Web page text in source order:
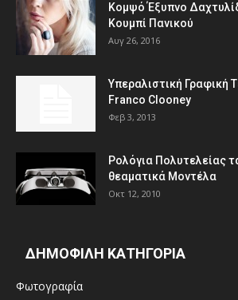
Κομψό Έξυπνο
Κουμπί Πανικού
Αυγ 26, 2016
Υπεραλιστική Γραφική
Franco Clooney
Φεβ 3, 2013
Ρολόγια Πολυτελείας
θεαματικά Μοντέλα
Οκτ 12, 2010
ΔΗΜΟΦΙΛΗ ΚΑΤΗΓΟΡΙΑ
Φωτογραφία